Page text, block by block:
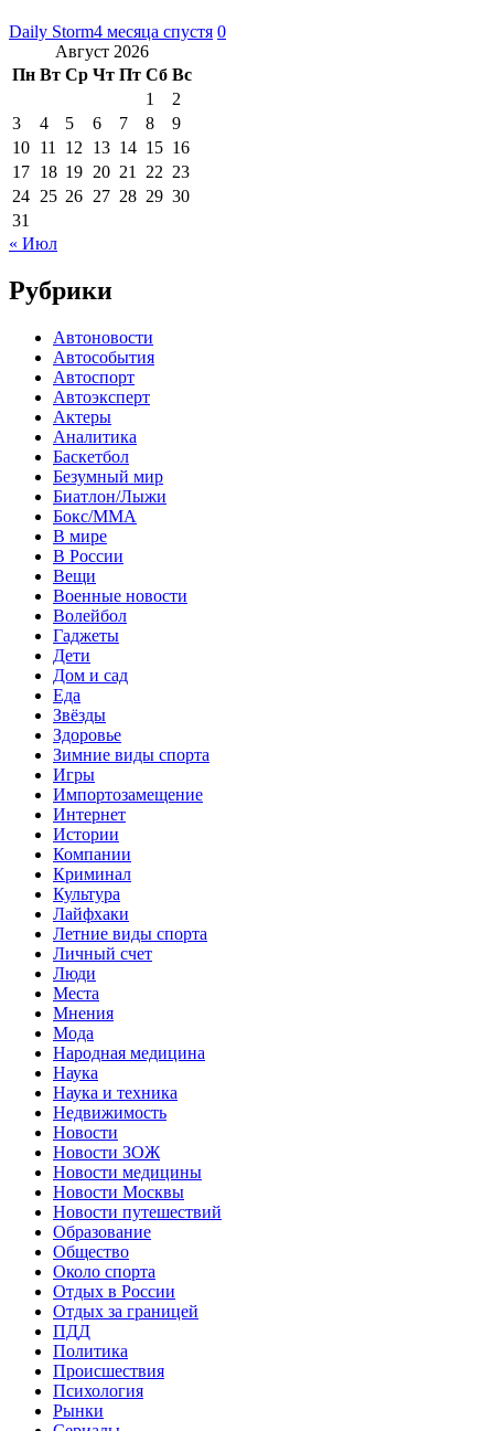
Daily Storm4 месяца спустя 0
Август 2026
Пн Вт Ср Чт Пт Сб Вс
1
2
3
4 5 6 7 8
9
10 11 12 13 14 15 16
17 18 19 20 21 22 23
24 25 26 27 28 29 30
31
« Июл
Рубрики
Автоновости
Автособытия
Автоспорт
Автоэксперт
Актеры
Аналитика
Баскетбол
Безумный мир
Биатлон/Лыжи
Бокс/MMA
В мире
В России
Вещи
Военные новости
Волейбол
Гаджеты
Дети
Дом и сад
Еда
Звёзды
Здоровье
Зимние виды спорта
Игры
Импортозамещение
Интернет
Истории
Компании
Криминал
Культура
Лайфхаки
Летние виды спорта
Личный счет
Люди
Места
Мнения
Мода
Народная медицина
Наука
Наука и техника
Недвижимость
Новости
Новости ЗОЖ
Новости медицины
Новости Москвы
Новости путешествий
Образование
Общество
Около спорта
Отдых в России
Отдых за границей
ПДД
Политика
Происшествия
Психология
Рынки